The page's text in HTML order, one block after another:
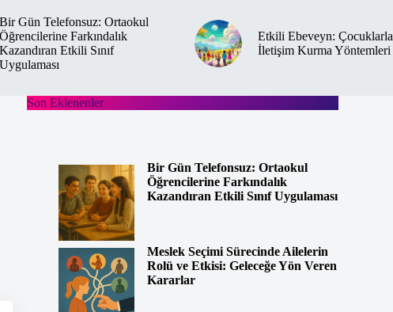
Bir Gün Telefonsuz: Ortaokul
Öğrencilerine Farkındalık
Kazandıran Etkili Sınıf
Uygulaması
Etkili Ebeveyn: Çocuklarla
İletişim Kurma Yöntemleri
Son Eklenenler
Bir Gün Telefonsuz: Ortaokul
Öğrencilerine Farkındalık
Kazandıran Etkili Sınıf Uygulaması
Meslek Seçimi Sürecinde Ailelerin
Rolü ve Etkisi: Geleceğe Yön Veren
Kararlar